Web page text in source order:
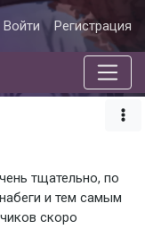
Войти Регистрация
тщательно, по
и тем самым
скоро